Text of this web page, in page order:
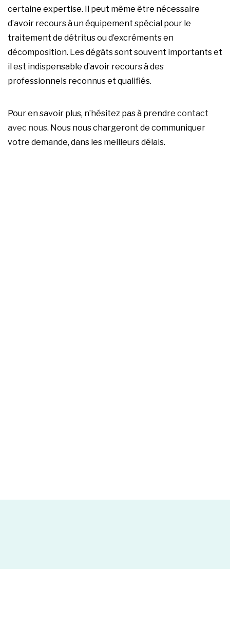
certaine expertise. Il peut même être nécessaire
d’avoir recours à un équipement spécial pour le
traitement de détritus ou d’excréments en
décomposition. Les dégâts sont souvent importants et
il est indispensable d’avoir recours à des
professionnels reconnus et qualifiés.
Pour en savoir plus, n’hésitez pas à prendre contact
avec nous. Nous nous chargeront de communiquer
votre demande, dans les meilleurs délais.